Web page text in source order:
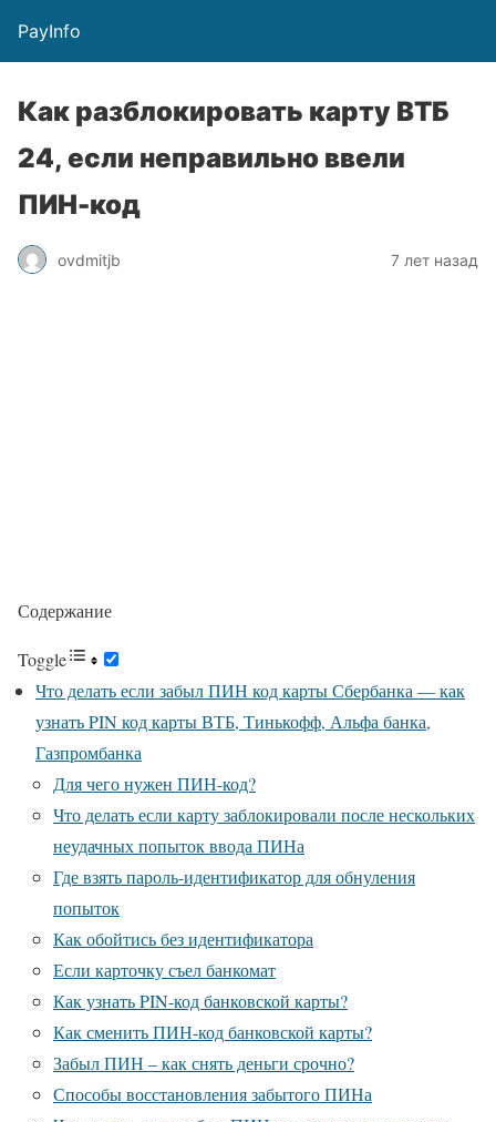
PayInfo
Как разблокировать карту ВТБ
24, если неправильно ввели
ПИН-код
ovdmitjb 7 лет назад
Содержание
Toggle
Что делать если забыл ПИН код карты Сбербанка — как
узнать PIN код карты ВТБ, Тинькофф, Альфа банка,
Газпромбанка
Для чего нужен ПИН-код?
Что делать если карту заблокировали после нескольких
неудачных попыток ввода ПИНа
Где взять пароль-идентификатор для обнуления
попыток
Как обойтись без идентификатора
Если карточку съел банкомат
Как узнать PIN-код банковской карты?
Как сменить ПИН-код банковской карты?
Забыл ПИН – как снять деньги срочно?
Способы восстановления забытого ПИНа